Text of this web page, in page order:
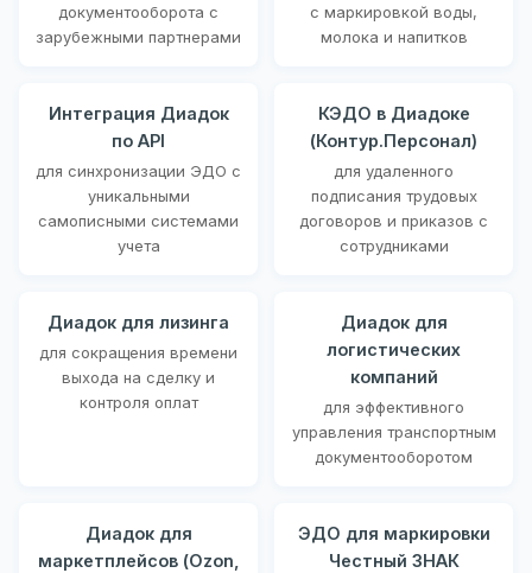
документооборота с
зарубежными партнерами
с маркировкой воды,
молока и напитков
Интеграция Диадок
по API
для синхронизации ЭДО с
уникальными
самописными системами
учета
КЭДО в Диадоке
(Контур.Персонал)
для удаленного
подписания трудовых
договоров и приказов с
сотрудниками
Диадок для лизинга
для сокращения времени
выхода на сделку и
контроля оплат
Диадок для
логистических
компаний
для эффективного
управления транспортным
документооборотом
Диадок для
маркетплейсов (Ozon,
ЭДО для маркировки
Честный ЗНАК